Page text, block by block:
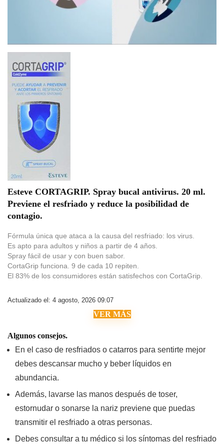
Esteve CORTAGRIP. Spray bucal antivirus. 20 ml.
Previene el resfriado y reduce la posibilidad de
contagio.
Fórmula única que ataca a la causa del resfriado: los virus.
Es apto para adultos y niños a partir de 4 años.
Spray fácil de usar y con buen sabor.
CortaGrip funciona. 9 de cada 10 repiten.
El 83% de los consumidores están satisfechos con CortaGrip.
Actualizado el: 4 agosto, 2026 09:07
VER MÁS
Algunos consejos.
En el caso de resfriados o catarros para sentirte mejor
debes descansar mucho y beber líquidos en
abundancia.
Además, lavarse las manos después de toser,
estornudar o sonarse la nariz previene que puedas
transmitir el resfriado a otras personas.
Debes consultar a tu médico si los síntomas del resfriado